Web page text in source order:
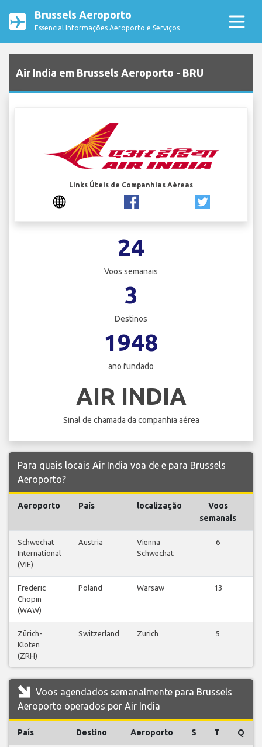
Brussels Aeroporto
Essencial Informações Aeroporto e Serviços
Air India em Brussels Aeroporto - BRU
Links Úteis de Companhias Aéreas
24
Voos semanais
3
Destinos
1948
ano fundado
AIR INDIA
Sinal de chamada da companhia aérea
Para quais locais Air India voa de e para Brussels
Aeroporto?
Aeroporto País localização
Voos
semanais
Schwechat
International
(VIE)
Austria
Vienna
Schwechat
6
Frederic
Chopin
(WAW)
Poland Warsaw 13
Zürich-
Kloten
(ZRH)
Switzerland Zurich 5
Voos agendados semanalmente para Brussels
Aeroporto operados por Air India
País Destino Aeroporto S T Q